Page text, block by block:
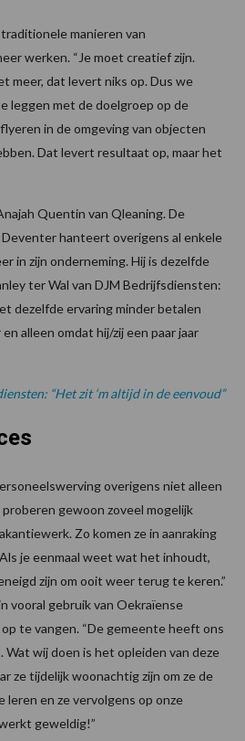
manieren van
werken. “Je moet creatief zijn.
meer, dat levert niks op. Dus we
leggen met de doelgroep op de
in de omgeving van objecten
Dat levert resultaat op, maar het
Quentin van Qleaning. De
hanteert overigens al enkele
in zijn onderneming. Hij is dezelfde
ter Wal van DJM Bedrijfsdiensten:
dezelfde ervaring minder betalen
alleen omdat hij/zij een paar jaar
“Het zit ‘m altijd in de eenvoud”
overigens niet alleen
gewoon zoveel mogelijk
Zo komen ze in aanraking
je eenmaal weet wat het inhoudt,
zijn om ooit weer terug te keren.”
vooral gebruik van Oekraïense
te vangen. “De gemeente heeft ons
Wat wij doen is het opleiden van deze
ze tijdelijk woonachtig zijn om ze de
leren en ze vervolgens op onze
geweldig!”